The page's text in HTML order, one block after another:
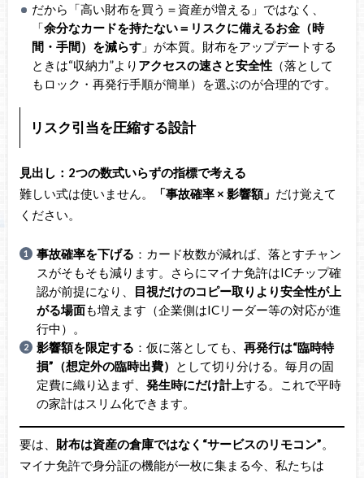
だから「高い財布を買う＝資産が増える」ではなく、
「余分なカードを持たない＝リスクに備えるお金（時
間・手間）を減らす 」が本質。財布をアップデートする
ときは“収納力”より アクセスの速さと安全性 （落として
もロック・再発行手順が簡単）を選ぶのが合理的です。
リスク引当を圧縮する設計
見出し：2つの数式いらずの指標で考える
難しい式は使いません。
「事故確率 × 影響額」 だけ覚えて
ください。
事故確率を下げる ：カード枚数が減れば、落とすチャン
スがそもそも減ります。さらにマイナ免許はICチップ確
認が前提になり、
目視だけのコピー取りより安全性が上
がる場面も増えます（企業側はICリーダー等の対応が進
行中）。
影響額を限定する ：仮に落としても、再発行は“臨時特
損”（想定外の臨時出費） として切り分ける。毎月の固
定費に織り込まず、発生時にだけ計上する。これで平時
の家計はスリム化できます。
要は、 財布は資産の倉庫ではなく“サービスのリモコン”。
マイナ免許で身分証の機能が一枚に集まる今、私たちは